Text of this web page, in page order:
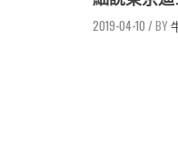
2019-04-10 /